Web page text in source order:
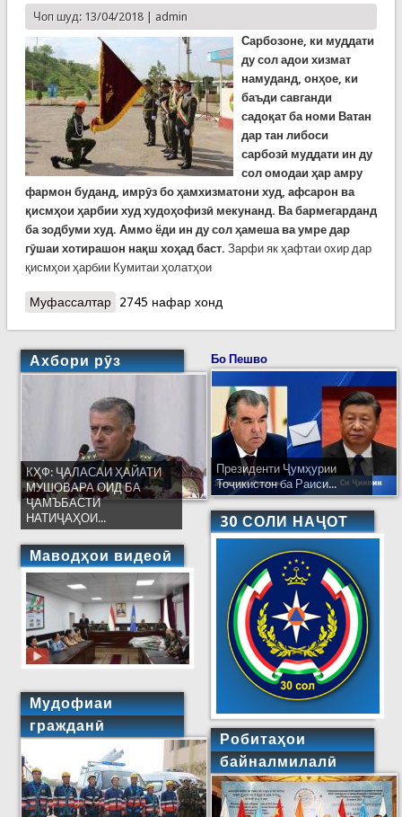
Чоп шуд: 13/04/2018 | admin
Сарбозоне, ки муддати
ду сол адои хизмат
намуданд, онҳое, ки
баъди савганди
садоқат ба номи Ватан
дар тан либоси
сарбозӣ муддати ин ду
сол омодаи ҳар амру
фармон буданд, имрӯз бо ҳамхизматони худ, афсарон ва
қисмҳои ҳарбии худ худоҳофизӣ мекунанд. Ва бармегарданд
ба зодбуми худ. Аммо ёди ин ду сол ҳамеша ва умре дар
гӯшаи хотирашон нақш хоҳад баст. Зарфи як ҳафтаи охир дар
қисмҳои ҳарбии Кумитаи ҳолатҳои
Муфассалтаро Дар қисмҳои ҳарбии КҲФ маросими рухсати
2745 нафар хонд
Ахбори рӯз
КҲФ: ҶАЛАСАИ ҲАЙАТИ
МУШОВАРА ОИД БА
ҶАМЪБАСТИ
НАТИҶАҲОИ...
Маводҳои видеоӣ
Мудофиаи
гражданӣ
Бо Пешво
Президенти Ҷумҳурии
Тоҷикистон ба Раиси...
30 СОЛИ НАҶОТ
Робитаҳои
байналмилалӣ